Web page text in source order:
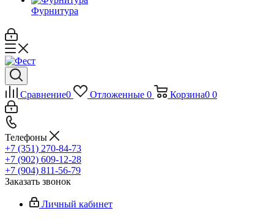
Фурнитура
Сравнение0 Отложенные 0 Корзина0 0
Телефоны
+7 (351) 270-84-73
+7 (902) 609-12-28
+7 (904) 811-56-79
Заказать звонок
Личный кабинет